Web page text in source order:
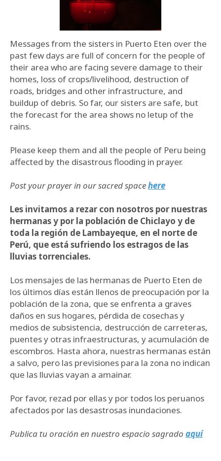
Messages from the sisters in Puerto Eten over the
past few days are full of concern for the people of
their area who are facing severe damage to their
homes, loss of crops/livelihood, destruction of
roads, bridges and other infrastructure, and
buildup of debris. So far, our sisters are safe, but
the forecast for the area shows no letup of the
rains.
Please keep them and all the people of Peru being
affected by the disastrous flooding in prayer.
Post your prayer in our sacred spacehere
Les invitamos a rezar con nosotros por nuestras
hermanas y por la población de Chiclayo y de
toda la región de Lambayeque, en el norte de
Perú, que está sufriendo los estragos de las
lluvias torrenciales.
Los mensajes de las hermanas de Puerto Eten de
los últimos días están llenos de preocupación por la
población de la zona, que se enfrenta a graves
daños en sus hogares, pérdida de cosechas y
medios de subsistencia, destrucción de carreteras,
puentes y otras infraestructuras, y acumulación de
escombros. Hasta ahora, nuestras hermanas están
a salvo, pero las previsiones para la zona no indican
que las lluvias vayan a amainar.
Por favor, rezad por ellas y por todos los peruanos
afectados por las desastrosas inundaciones.
Publica tu oración en nuestro espacio sagrado aquí